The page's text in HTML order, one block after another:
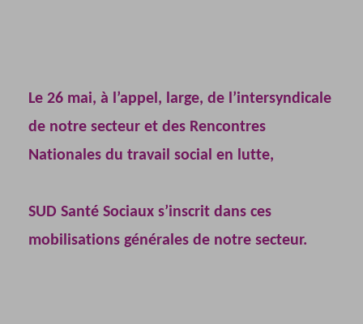
Le 26 mai, à l’appel, large, de l’intersyndicale
de notre secteur et des Rencontres
Nationales du travail social en lutte,
SUD Santé Sociaux s’inscrit dans ces
mobilisations générales de notre secteur.